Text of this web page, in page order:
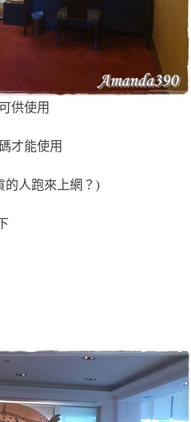
供使用
才能使用
的人跑來上網？)